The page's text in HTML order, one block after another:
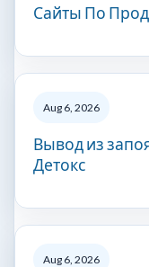
Сайты По
Aug 6, 2026
Вывод из
Детокс
Aug 6, 2026